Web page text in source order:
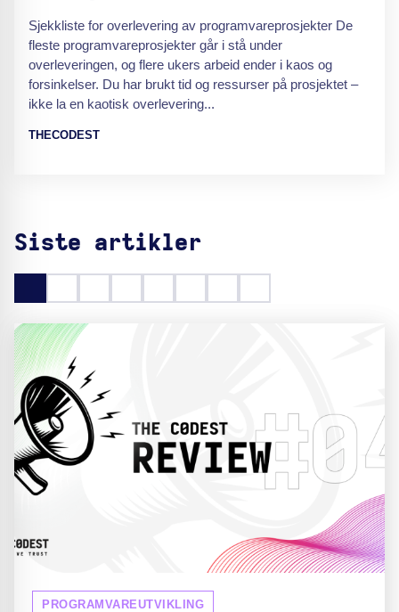
Sjekkliste for overlevering av programvareprosjekter De
fleste programvareprosjekter går i stå under
overleveringen, og flere ukers arbeid ender i kaos og
forsinkelser. Du har brukt tid og ressurser på prosjektet –
ikke la en kaotisk overlevering...
THECODEST
Siste artikler
PROGRAMVAREUTVIKLING